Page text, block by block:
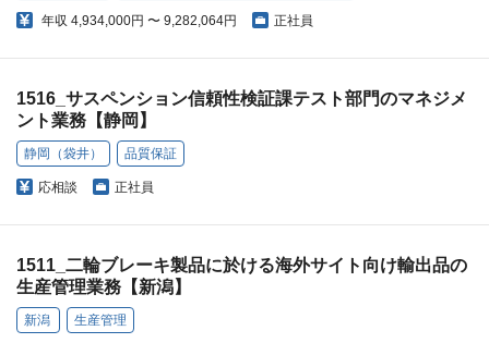
年収 4,934,000円 〜 9,282,064円 正社員
1516_サスペンション信頼性検証課テスト部門のマネジメ
ント業務【静岡】
静岡（袋井） 品質保証
応相談 正社員
1511_二輪ブレーキ製品に於ける海外サイト向け輸出品の
生産管理業務【新潟】
新潟 生産管理